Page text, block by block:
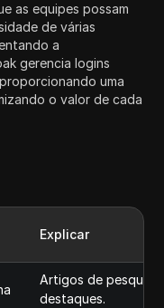
as equipes possam
de várias
a
gerencia logins
uma
o valor de cada
Explicar
Artigos de pesquisa
destaques.